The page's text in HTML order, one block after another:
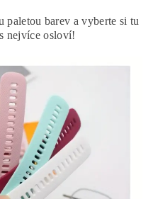
paletou barev a vyberte si tu
nejvíce osloví!